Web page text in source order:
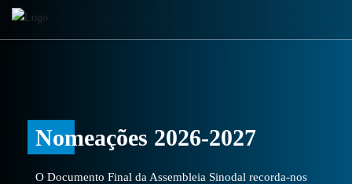
Nomeações 2026-2027
O Documento Final da Assembleia Sinodal recorda-nos